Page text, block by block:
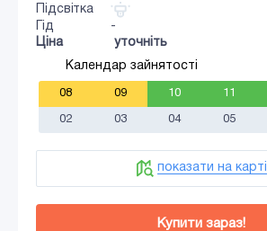
Підсвітка
Гід
-
Ціна
уточніть
Календар зайнятості
08 09 10 11
02 03 04 05
показати на карті
Купити зараз!